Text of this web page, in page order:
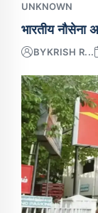
UNKNOWN
भारतीय नौसेना
BYKRISH R...